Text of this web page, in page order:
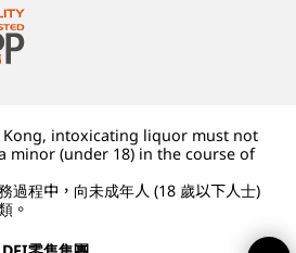
intoxicating liquor must not
minor (under 18) in the course of
過程中，向未成年人 (18 歲以下人士)
。